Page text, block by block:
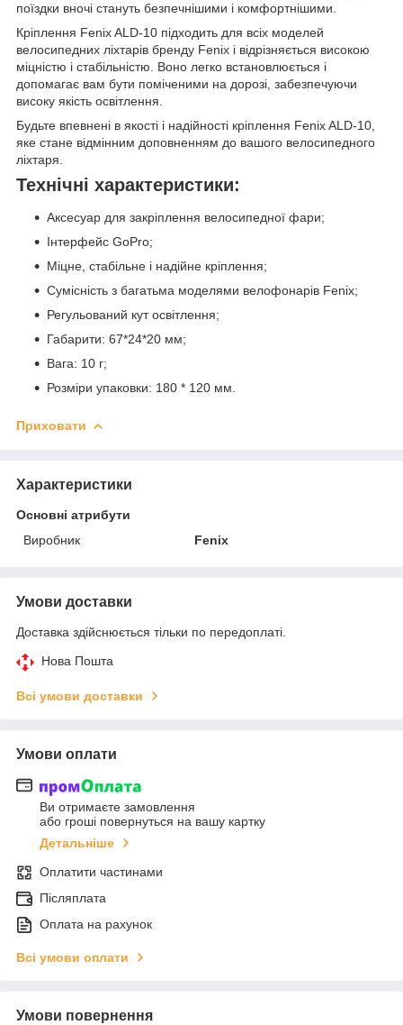
поїздки вночі стануть безпечнішими і комфортнішими.
Кріплення Fenix ALD-10 підходить для всіх моделей
велосипедних ліхтарів бренду Fenix і відрізняється високою
міцністю і стабільністю. Воно легко встановлюється і
допомагає вам бути поміченими на дорозі, забезпечуючи
високу якість освітлення.
Будьте впевнені в якості і надійності кріплення Fenix ALD-10,
яке стане відмінним доповненням до вашого велосипедного
ліхтаря.
Технічні характеристики:
Аксесуар для закріплення велосипедної фари;
Інтерфейс GoPro;
Міцне, стабільне і надійне кріплення;
Сумісність з багатьма моделями велофонарів Fenix;
Регульований кут освітлення;
Габарити: 67*24*20 мм;
Вага: 10 г;
Розміри упаковки: 180 * 120 мм.
Приховати
Характеристики
Основні атрибути
Виробник
Fenix
Умови доставки
Доставка здійснюється тільки по передоплаті.
Нова Пошта
Всі умови доставки
Умови оплати
Ви отримаєте замовлення
або гроші повернуться на вашу картку
Детальніше
Оплатити частинами
Післяплата
Оплата на рахунок
Всі умови оплати
Умови повернення